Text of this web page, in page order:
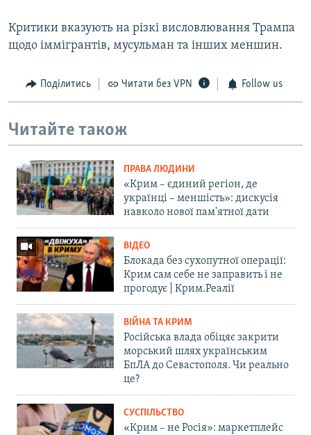
Критики вказують на різкі висловлювання Трампа
щодо іммігрантів, мусульман та інших меншин.
Поділитись Читати без VPN Follow us
Читайте також
ПРАВА ЛЮДИНИ
«Крим – єдиний регіон, де
українці – меншість»: дискусія
навколо нової пам'ятної дати
ВІДЕО
Блокада без сухопутної операції:
Крим сам себе не заправить і не
прогодує | Крим.Реалії
ВІЙНА ТА КРИМ
Російська влада обіцяє закрити
морський шлях українським
БпЛА до Севастополя. Чи реально
це?
СУСПІЛЬСТВО
«Крим – не Росія»: маркетплейс